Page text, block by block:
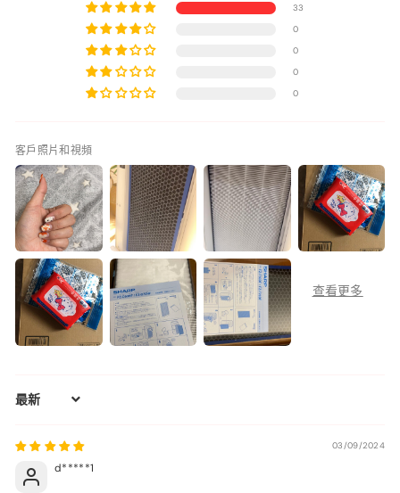
33
0
0
0
0
客戶照片和視頻
Sort by
03/09/2024
d*****1